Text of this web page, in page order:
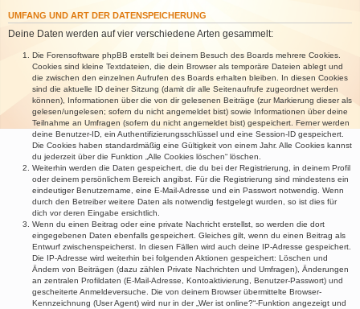
UMFANG UND ART DER DATENSPEICHERUNG
Deine Daten werden auf vier verschiedene Arten gesammelt:
Die Forensoftware phpBB erstellt bei deinem Besuch des Boards mehrere Cookies.
Cookies sind kleine Textdateien, die dein Browser als temporäre Dateien ablegt und
die zwischen den einzelnen Aufrufen des Boards erhalten bleiben. In diesen Cookies
sind die aktuelle ID deiner Sitzung (damit dir alle Seitenaufrufe zugeordnet werden
können), Informationen über die von dir gelesenen Beiträge (zur Markierung dieser als
gelesen/ungelesen; sofern du nicht angemeldet bist) sowie Informationen über deine
Teilnahme an Umfragen (sofern du nicht angemeldet bist) gespeichert. Ferner werden
deine Benutzer-ID, ein Authentifizierungsschlüssel und eine Session-ID gespeichert.
Die Cookies haben standardmäßig eine Gültigkeit von einem Jahr. Alle Cookies kannst
du jederzeit über die Funktion „Alle Cookies löschen“ löschen.
Weiterhin werden die Daten gespeichert, die du bei der Registrierung, in deinem Profil
oder deinem persönlichem Bereich angibst. Für die Registrierung sind mindestens ein
eindeutiger Benutzername, eine E-Mail-Adresse und ein Passwort notwendig. Wenn
durch den Betreiber weitere Daten als notwendig festgelegt wurden, so ist dies für
dich vor deren Eingabe ersichtlich.
Wenn du einen Beitrag oder eine private Nachricht erstellst, so werden die dort
eingegebenen Daten ebenfalls gespeichert. Gleiches gilt, wenn du einen Beitrag als
Entwurf zwischenspeicherst. In diesen Fällen wird auch deine IP-Adresse gespeichert.
Die IP-Adresse wird weiterhin bei folgenden Aktionen gespeichert: Löschen und
Ändern von Beiträgen (dazu zählen Private Nachrichten und Umfragen), Änderungen
an zentralen Profildaten (E-Mail-Adresse, Kontoaktivierung, Benutzer-Passwort) und
gescheiterte Anmeldeversuche. Die von deinem Browser übermittelte Browser-
Kennzeichnung (User Agent) wird nur in der „Wer ist online?“-Funktion angezeigt und